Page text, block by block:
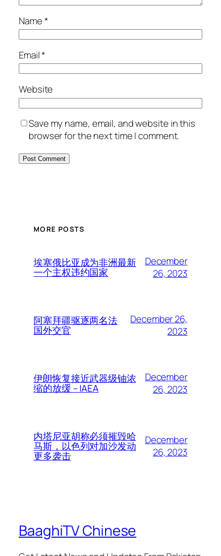
Name*
Email*
Website
Save my name, email, and website in this
browser for the next time I comment.
MORE POSTS
埃塞俄比亚成为非洲最新
一个主权违约国家
December
26, 2023
阿塞拜疆驱逐两名法
国外交官
December 26,
2023
伊朗恢复接近武器级铀浓
缩的放缓 – IAEA
December
26, 2023
内塔尼亚胡称必须摧毁哈
马斯，以色列对加沙发动
更多袭击
December
26, 2023
BaaghiTV Chinese